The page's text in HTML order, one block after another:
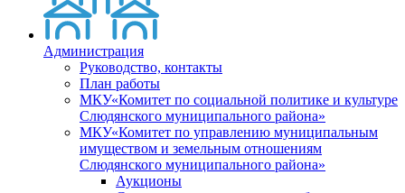
Администрация
Руководство, контакты
План работы
МКУ«Комитет по социальной политике и культуре
Слюдянского муниципального района»
МКУ«Комитет по управлению муниципальным
имуществом и земельным отношениям
Слюдянского муниципального района»
Аукционы